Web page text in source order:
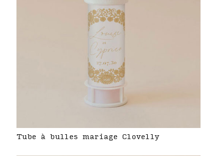
Tube à bulles mariage Clovelly